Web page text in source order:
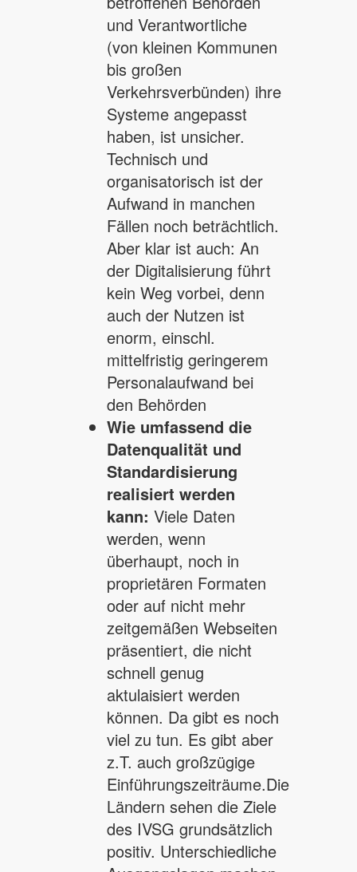
und Verantwortliche
(von kleinen Kommunen
bis großen
Verkehrsverbünden) ihre
Systeme angepasst
haben, ist unsicher.
Technisch und
organisatorisch ist der
Aufwand in manchen
Fällen noch beträchtlich.
Aber klar ist auch: An
der Digitalisierung führt
kein Weg vorbei, denn
auch der Nutzen ist
enorm, einschl.
mittelfristig geringerem
Personalaufwand bei
den Behörden
Wie umfassend die
Datenqualität und
Standardisierung
realisiert werden
kann: Viele Daten
werden, wenn
überhaupt, noch in
proprietären Formaten
oder auf nicht mehr
zeitgemäßen Webseiten
präsentiert, die nicht
schnell genug
aktulaisiert werden
können. Da gibt es noch
viel zu tun. Es gibt aber
z.T. auch großzügige
Einführungszeiträume.Die
Ländern sehen die Ziele
des IVSG grundsätzlich
positiv. Unterschiedliche